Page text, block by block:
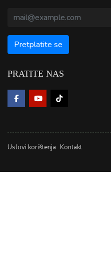
PRATITE NAS
Uslovi korištenja Kontakt